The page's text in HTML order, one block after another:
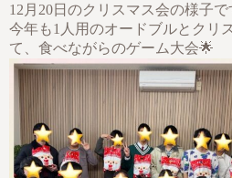
12月20日のクリスマス会の様子で
今年も1人用のオードブルとクリ
て、食べながらのゲーム大会🌟